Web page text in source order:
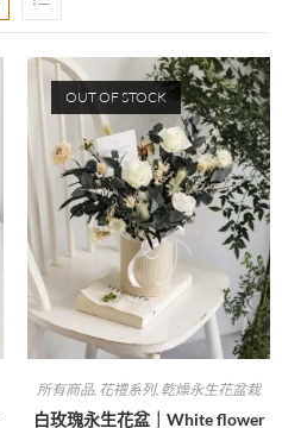
OUT OF STOCK
所有商品, 花禮系列, 乾燥永生花盆栽
白玫瑰永生花盆｜White flower